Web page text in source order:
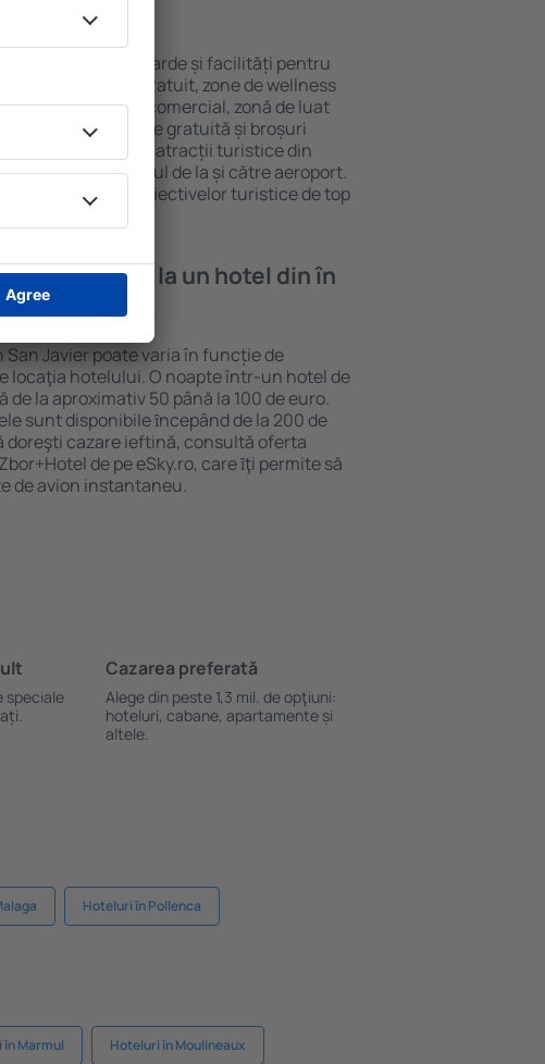
au diferite standarde și facilități pentru
sunt Wi-Fi gratuit, zone de wellness
cameră, centru comercial, zonă de luat
pentru copii, parcare gratuită și broșuri
mai interesante atracții turistice din
includ și transferul de la și către aeroport.
vizitarea obiectivelor turistice de top
de cazare la un hotel din în
San Javier poate varia în funcție de
locaţia hotelului. O noapte într-un hotel de
de la aproximativ 50 până la 100 de euro.
sunt disponibile ȋncepând de la 200 de
doreşti cazare ieftină, consultă oferta
de pe eSky.ro, care ȋţi permite să
de avion instantaneu.
speciale
Cazarea preferată
Alege din peste 1,3 mil. de opţiuni:
hoteluri, cabane, apartamente și
altele.
Hoteluri în Pollenca
Marmul Hoteluri în Moulineaux